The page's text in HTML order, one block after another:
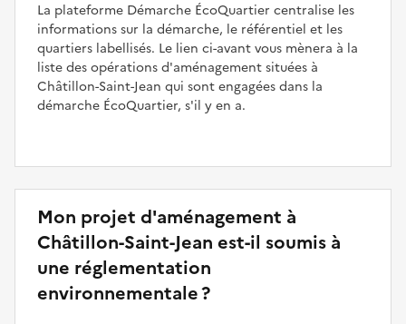
La plateforme Démarche ÉcoQuartier centralise les
informations sur la démarche, le référentiel et les
quartiers labellisés. Le lien ci-avant vous mènera à la
liste des opérations d'aménagement situées à
Châtillon-Saint-Jean qui sont engagées dans la
démarche ÉcoQuartier, s'il y en a.
Mon projet d'aménagement à
Châtillon-Saint-Jean est-il soumis à
une réglementation
environnementale ?